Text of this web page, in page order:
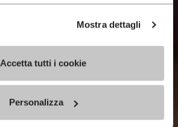
Mostra dettagli
Accetta tutti i cookie
Personalizza